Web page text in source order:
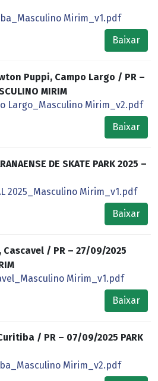
Mirim_v1.pdf
Baixar
Puppi, Campo Largo / PR –
MIRIM
Largo_Masculino Mirim_v2.pdf
Baixar
DE SKATE PARK 2025 –
2025_Masculino Mirim_v1.pdf
Baixar
/ PR – 27/09/2025
Mirim_v1.pdf
Baixar
/ PR – 07/09/2025 PARK
Mirim_v2.pdf